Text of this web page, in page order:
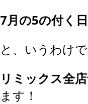
7月の5の付く
と、いうわけ
リミックス全
ます！